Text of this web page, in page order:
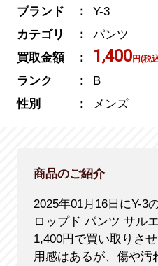
ブランド
Y-3
カテゴリ
パンツ
買取金額
1,400円(税
ランク
B
性別
メンズ
商品のご紹介
2025年01月16日にY-3
ロップド パンツ サル
1,400円で買い取りさ
用感はあるが、傷や汚